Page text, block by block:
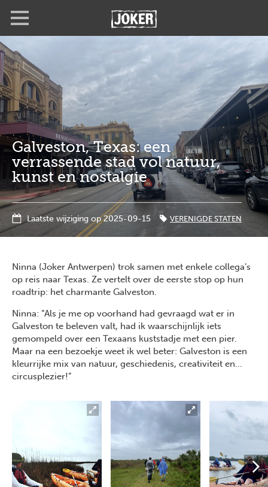
de
inhoud
gaan
Galveston, Texas: een
verrassende stad vol natuur,
kunst en nostalgie
Laatste wijziging op 2025-09-15 VERENIGDE STATEN
Ninna (Joker Antwerpen) trok samen met enkele collega’s
op reis naar Texas. Ze vertelt over de eerste stop op hun
roadtrip: het charmante Galveston.
Ninna: “Als je me op voorhand had gevraagd wat er in
Galveston te beleven valt, had ik waarschijnlijk iets
gemompeld over een Texaans kuststadje met een pier.
Maar na een bezoekje weet ik wel beter: Galveston is een
kleurrijke mix van natuur, geschiedenis, creativiteit en…
circusplezier!”